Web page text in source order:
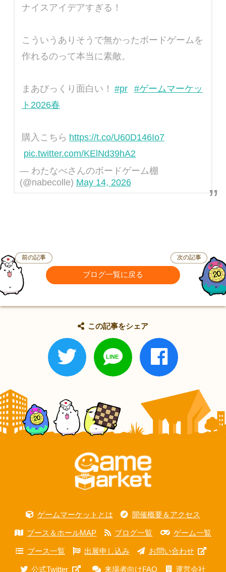
ナイスアイデアすぎる！
こういうありそうで無かったボードゲームを
作れるのって本当に素敵。
まあびっくり面白い！ #pr
#ゲームマーケッ
ト2026春
購入こちら https://t.co/U60D146Io7
pic.twitter.com/KElNd39hA2
— わたなべさんのボードゲーム棚
(@nabecolle) May 14, 2026
前の記事
ブログ一覧に戻る
次の記事
この記事をシェア
ゲームマーケットとは 開催概要＆アクセス
ブース＆ホールMAP ブログ一覧 ゲーム一覧
ブース一覧 出展申し込み お問い合わせ
公式Twitter 来場者向けFAQ 運営会社